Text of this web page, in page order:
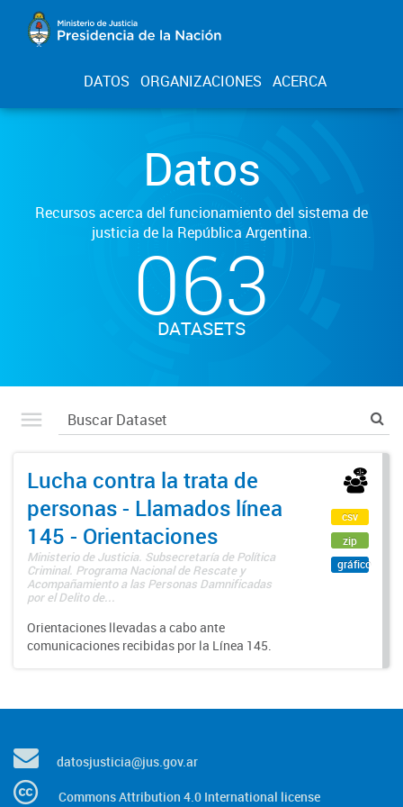
DATOS ORGANIZACIONES ACERCA
Datos
Recursos acerca del funcionamiento del sistema de
justicia de la República Argentina.
063
DATASETS
Lucha contra la trata de
personas - Llamados línea
145 - Orientaciones
Ministerio de Justicia. Subsecretaría de Política
Criminal. Programa Nacional de Rescate y
Acompañamiento a las Personas Damnificadas
por el Delito de...
Orientaciones llevadas a cabo ante
comunicaciones recibidas por la Línea 145.
csv
zip
gráfico
datosjusticia@jus.gov.ar
Commons Attribution 4.0 International license